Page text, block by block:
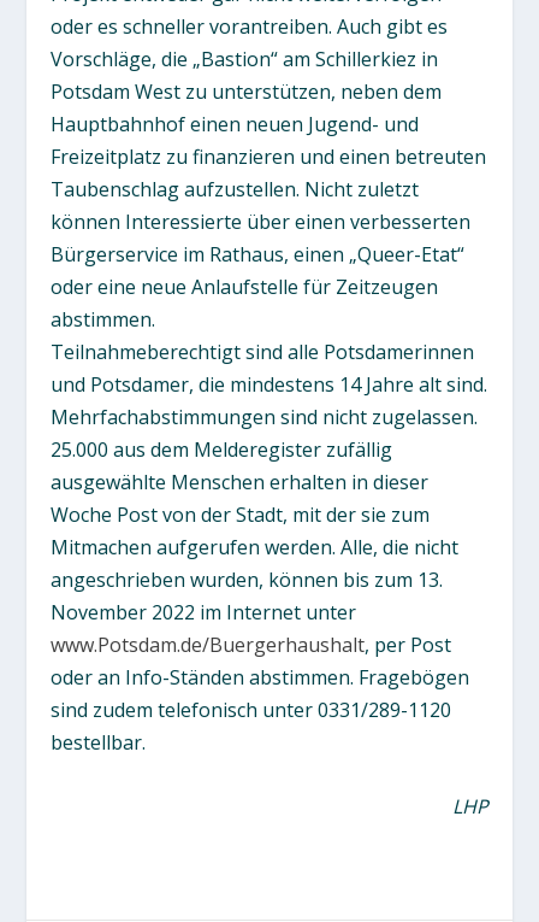
oder es schneller vorantreiben. Auch gibt es
Vorschläge, die „Bastion“ am Schillerkiez in
Potsdam West zu unterstützen, neben dem
Hauptbahnhof einen neuen Jugend- und
Freizeitplatz zu finanzieren und einen betreuten
Taubenschlag aufzustellen. Nicht zuletzt
können Interessierte über einen verbesserten
Bürgerservice im Rathaus, einen „Queer-Etat“
oder eine neue Anlaufstelle für Zeitzeugen
abstimmen.
Teilnahmeberechtigt sind alle Potsdamerinnen
und Potsdamer, die mindestens 14 Jahre alt sind.
Mehrfachabstimmungen sind nicht zugelassen.
25.000 aus dem Melderegister zufällig
ausgewählte Menschen erhalten in dieser
Woche Post von der Stadt, mit der sie zum
Mitmachen aufgerufen werden. Alle, die nicht
angeschrieben wurden, können bis zum 13.
November 2022 im Internet unter
www.Potsdam.de/Buergerhaushalt, per Post
oder an Info-Ständen abstimmen. Fragebögen
sind zudem telefonisch unter 0331/289-1120
bestellbar.
LHP